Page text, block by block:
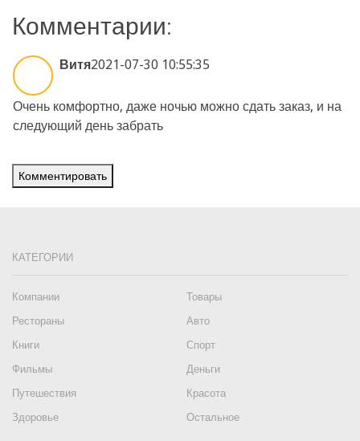
Комментарии:
Витя2021-07-30 10:55:35
Очень комфортно, даже ночью можно сдать заказ, и на
следующий день забрать
Комментировать
КАТЕГОРИИ
Компании
Товары
Рестораны
Авто
Книги
Спорт
Фильмы
Деньги
Путешествия
Красота
Здоровье
Остальное